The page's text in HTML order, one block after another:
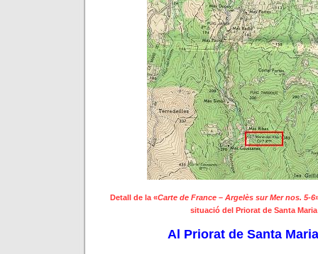
Detall de la «Carte de France – Argelès sur Mer nos. 5-6
situació del Priorat de Santa
Al Priorat de Santa